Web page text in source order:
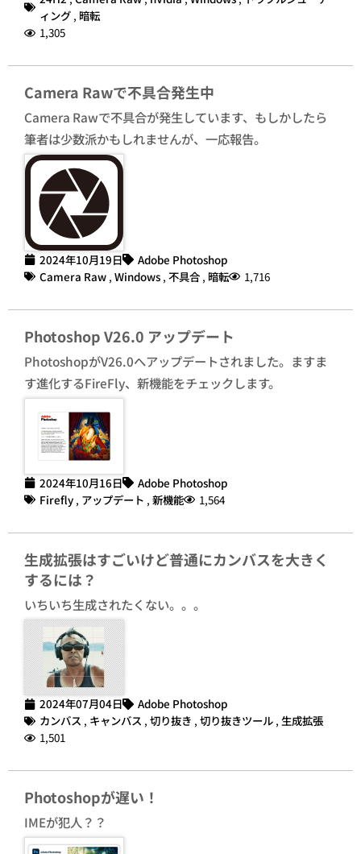
ィング , 暗転
1,305
Camera Rawで不具合発生中
Camera Rawで不具合が発生しています、もしかしたら
筆者は少数派かもしれませんが、一応報告。
2024年10月19日
Adobe Photoshop
Camera Raw , Windows , 不具合 , 暗転 1,716
Photoshop V26.0 アップデート
PhotoshopがV26.0へアップデートされました。ますま
す進化するFireFly、新機能をチェックします。
2024年10月16日
Adobe Photoshop
Firefly , アップデート , 新機能 1,564
生成拡張はすごいけど普通にカンバスを大きく
するには？
いちいち生成されたくない。。。
2024年07月04日
Adobe Photoshop
カンバス , キャンバス , 切り抜き , 切り抜きツール , 生成拡張
1,501
Photoshopが遅い！
IMEが犯人？？